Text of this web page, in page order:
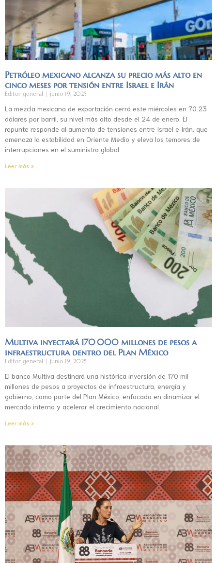
Petróleo mexicano alcanza su precio más alto en
cinco meses por tensión entre Israel e Irán
Editor general junio 19, 2025
La mezcla mexicana de exportación cerró este miércoles en 70.23
dólares por barril, su nivel más alto desde el 24 de enero. El
repunte responde al aumento de tensiones entre Israel e Irán, que
amenaza la estabilidad en Oriente Medio y eleva los temores de
interrupciones en el suministro global.
Leer más »
Multiva inyectará 170 000 millones de pesos a
infraestructura dentro del Plan México
Editor general junio 19, 2025
El banco Multiva destinará una histórica inversión de 170 mil
millones de pesos a proyectos de infraestructura, energía y
gobierno, como parte del Plan México, enfocado en dinamizar el
mercado interno y acelerar el crecimiento nacional.
Leer más »